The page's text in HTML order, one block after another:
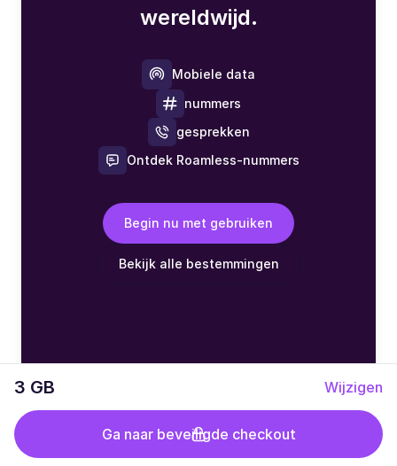
3 GB Wijzigen
Ga naar beveiligde checkout
wereldwijd.
Mobiele data
nummers
gesprekken
Ontdek Roamless-nummers
Begin nu met gebruiken
Bekijk alle bestemmingen